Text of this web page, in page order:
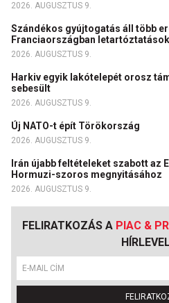
2026. AUGUSZTUS 9.
Szándékos gyújtogatás áll több
Franciaországban
2026. AUGUSZTUS 9.
Harkiv egyik lakótelepét orosz
sebesült
2026. AUGUSZTUS 9.
Új NATO-t épít Törökország
2026. AUGUSZTUS 9.
Irán újabb feltételeket szabott az
Hormuzi-szoros megnyitásához
2026. AUGUSZTUS 9.
FELIRATKOZÁS A PIAC &